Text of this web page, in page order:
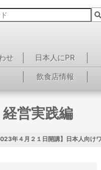
せ
日本人にPR
飲食店情報
営実践編
年４月２１日開講】日本人向け